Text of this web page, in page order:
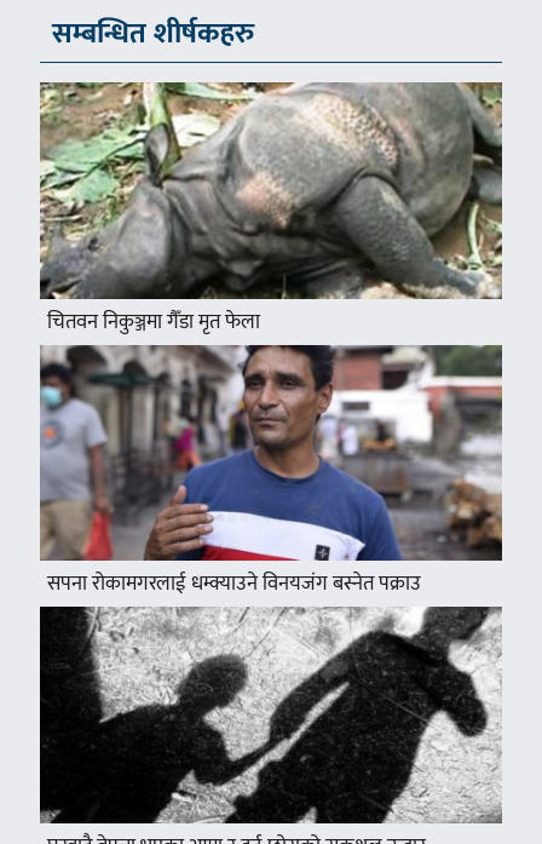
सम्बन्धित शीर्षकहरु
चितवन निकुञ्जमा गैँडा मृत फेला
सपना रोकामगरलाई धम्क्याउने विनयजंग बस्नेत पक्राउ